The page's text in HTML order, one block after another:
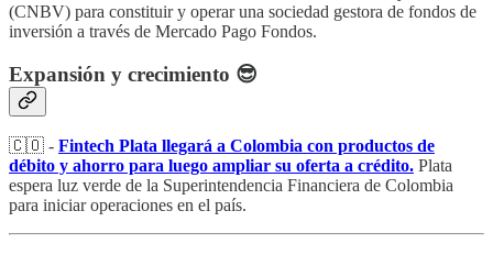
(CNBV) para constituir y operar una sociedad gestora de fondos de
inversión a través de Mercado Pago Fondos.
Expansión y crecimiento 😎
🇨🇴 - Fintech Plata llegará a Colombia con productos de
débito y ahorro para luego ampliar su oferta a crédito. Plata
espera luz verde de la Superintendencia Financiera de Colombia
para iniciar operaciones en el país.